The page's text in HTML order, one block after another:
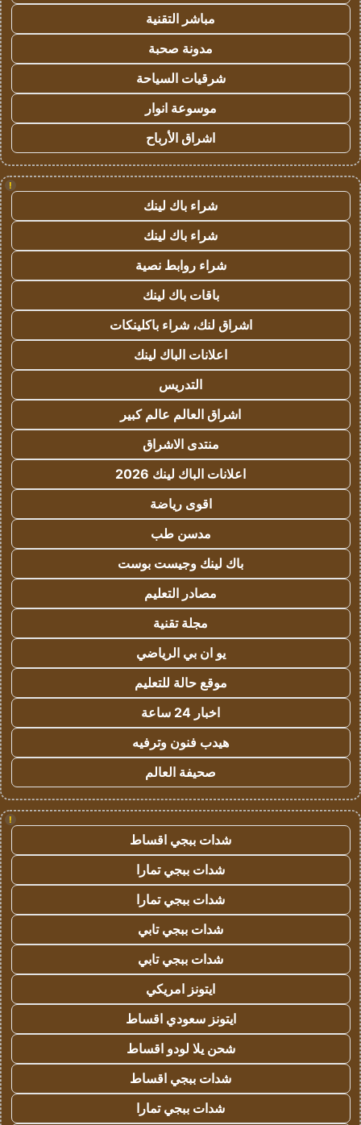
مباشر التقنية
مدونة صحبة
شرقيات السياحة
موسوعة انوار
اشراق الأرباح
!
شراء باك لينك
شراء باك لينك
شراء روابط نصية
باقات باك لينك
اشراق لنك، شراء باكلينكات
اعلانات الباك لينك
التدريس
اشراق العالم عالم كبير
منتدى الاشراق
اعلانات الباك لينك 2026
اقوى رياضة
مدسن طب
باك لينك وجيست بوست
مصادر التعليم
مجلة تقنية
يو ان بي الرياضي
موقع حالة للتعليم
اخبار 24 ساعة
هيدب فنون وترفيه
صحيفة العالم
!
شدات ببجي اقساط
شدات ببجي تمارا
شدات ببجي تمارا
شدات ببجي تابي
شدات ببجي تابي
ايتونز امريكي
ايتونز سعودي اقساط
شحن يلا لودو اقساط
شدات ببجي اقساط
شدات ببجي تمارا